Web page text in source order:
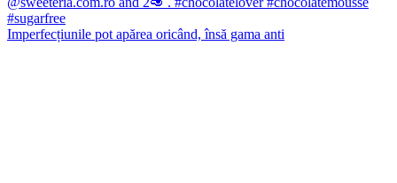
Imperfecțiunile pot apărea oricând, însă gama anti